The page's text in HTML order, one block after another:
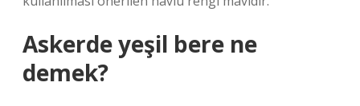
Askerde yeşil bere ne
demek?